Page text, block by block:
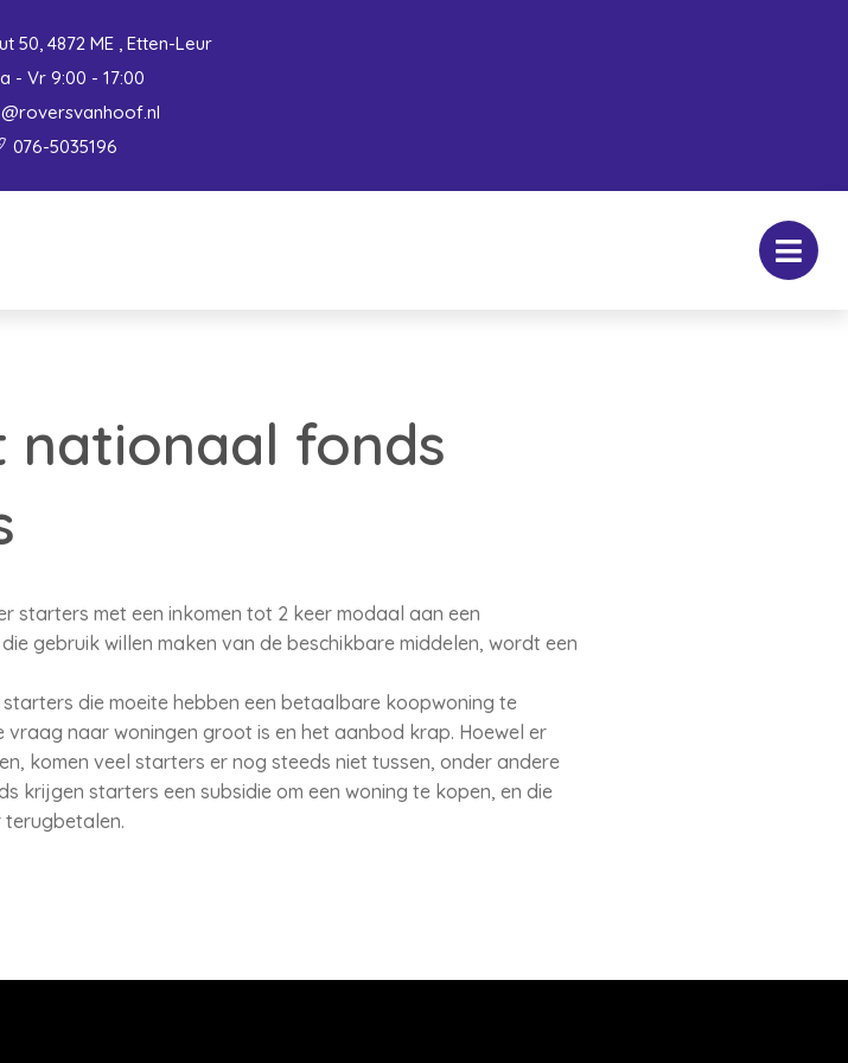
50, 4872 ME , Etten-Leur
- Vr 9:00 - 17:00
076-5035196
nationaal fonds
starters met een inkomen tot 2 keer modaal aan een
gebruik willen maken van de beschikbare middelen, wordt een
die moeite hebben een betaalbare koopwoning te
naar woningen groot is en het aanbod krap. Hoewel er
komen veel starters er nog steeds niet tussen, onder andere
krijgen starters een subsidie om een woning te kopen, en die
terugbetalen.